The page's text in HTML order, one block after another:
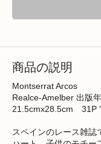
商品の説明
Montserrat Arcos
Realce-Amelber 出版
21.5cmx28.5cm 31P
スペインのレース雑誌